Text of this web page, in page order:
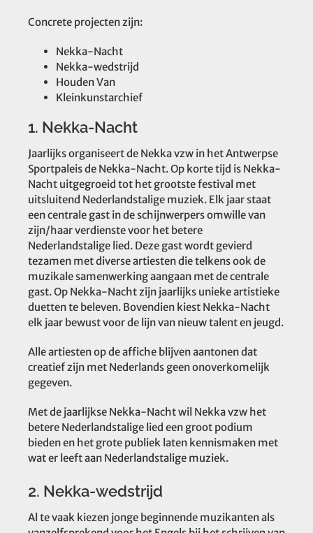
Concrete projecten zijn:
Nekka-Nacht
Nekka-wedstrijd
Houden Van
Kleinkunstarchief
1. Nekka-Nacht
Jaarlijks organiseert de Nekka vzw in het Antwerpse
Sportpaleis de Nekka-Nacht. Op korte tijd is Nekka-
Nacht uitgegroeid tot het grootste festival met
uitsluitend Nederlandstalige muziek. Elk jaar staat
een centrale gast in de schijnwerpers omwille van
zijn/haar verdienste voor het betere
Nederlandstalige lied. Deze gast wordt gevierd
tezamen met diverse artiesten die telkens ook de
muzikale samenwerking aangaan met de centrale
gast. Op Nekka-Nacht zijn jaarlijks unieke artistieke
duetten te beleven. Bovendien kiest Nekka-Nacht
elk jaar bewust voor de lijn van nieuw talent en jeugd.
Alle artiesten op de affiche blijven aantonen dat
creatief zijn met Nederlands geen onoverkomelijk
gegeven.
Met de jaarlijkse Nekka-Nacht wil Nekka vzw het
betere Nederlandstalige lied een groot podium
bieden en het grote publiek laten kennismaken met
wat er leeft aan Nederlandstalige muziek.
2. Nekka-wedstrijd
Al te vaak kiezen jonge beginnende muzikanten als